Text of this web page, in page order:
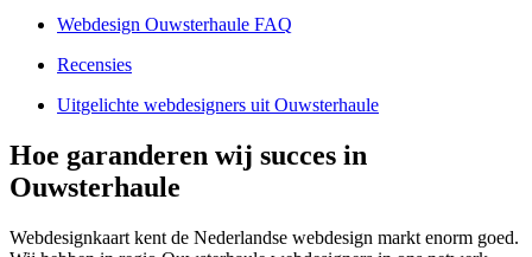
Webdesign Ouwsterhaule FAQ
Recensies
Uitgelichte webdesigners uit Ouwsterhaule
Hoe garanderen wij succes in
Ouwsterhaule
Webdesignkaart kent de Nederlandse webdesign markt enorm goed.